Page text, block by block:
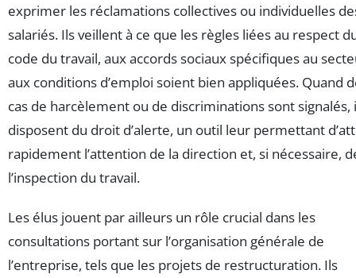
exprimer les réclamations collectives ou individuelles
salariés. Ils veillent à ce que les règles liées au respect
code du travail, aux accords sociaux spécifiques au
aux conditions d’emploi soient bien appliquées. Quand
cas de harcèlement ou de discriminations sont signalés,
disposent du droit d’alerte, un outil leur permettant
rapidement l’attention de la direction et, si nécessaire,
l’inspection du travail.
Les élus jouent par ailleurs un rôle crucial dans les
consultations portant sur l’organisation générale de
l’entreprise, tels que les projets de restructuration. Ils